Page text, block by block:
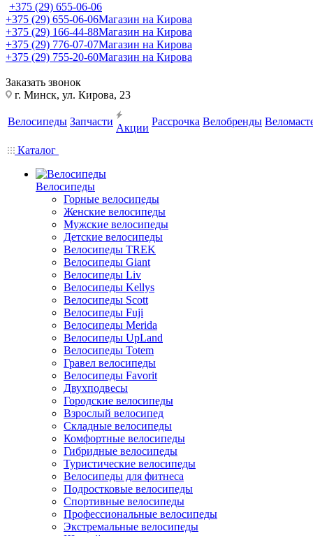
+375 (29) 655-06-06
+375 (29) 655-06-06Магазин на Кирова
+375 (29) 166-44-88Магазин на Кирова
+375 (29) 776-07-07Магазин на Кирова
+375 (29) 755-20-60Магазин на Кирова
Заказать звонок
г. Минск, ул. Кирова, 23
Велосипеды Запчасти
Акции
Рассрочка Велобренды
Каталог
Велосипеды
Горные велосипеды
Женские велосипеды
Мужские велосипеды
Детские велосипеды
Велосипеды TREK
Велосипеды Giant
Велосипеды Liv
Велосипеды Kellys
Велосипеды Scott
Велосипеды Fuji
Велосипеды Merida
Велосипеды UpLand
Велосипеды Totem
Гравел велосипеды
Велосипеды Favorit
Двухподвесы
Городские велосипеды
Взрослый велосипед
Складные велосипеды
Комфортные велосипеды
Гибридные велосипеды
Туристические велосипеды
Велосипеды для фитнеса
Подростковые велосипеды
Спортивные велосипеды
Профессиональные велосипеды
Экстремальные велосипеды